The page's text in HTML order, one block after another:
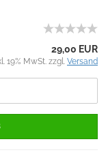
29,00 EUR
19% MwSt. zzgl. Versand